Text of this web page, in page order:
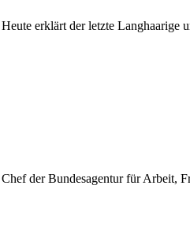
erklärt der letzte Langhaarige
der Bundesagentur für Arbeit,